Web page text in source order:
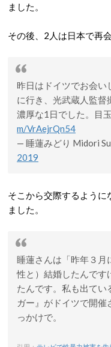
ました。
その後、2人は日本で再
昨日はドイツでお会い
に行き、光武蔵人監督
濃厚な1日でした。目
m/VrAejrQn54
— 睡蓮みどり Midori
2019
そこから交際するよう
ました。
睡蓮さんは「昨年３月
性と）結婚したんです
たんです。私も出てい
ガー』がドイツで開催
っかけで。